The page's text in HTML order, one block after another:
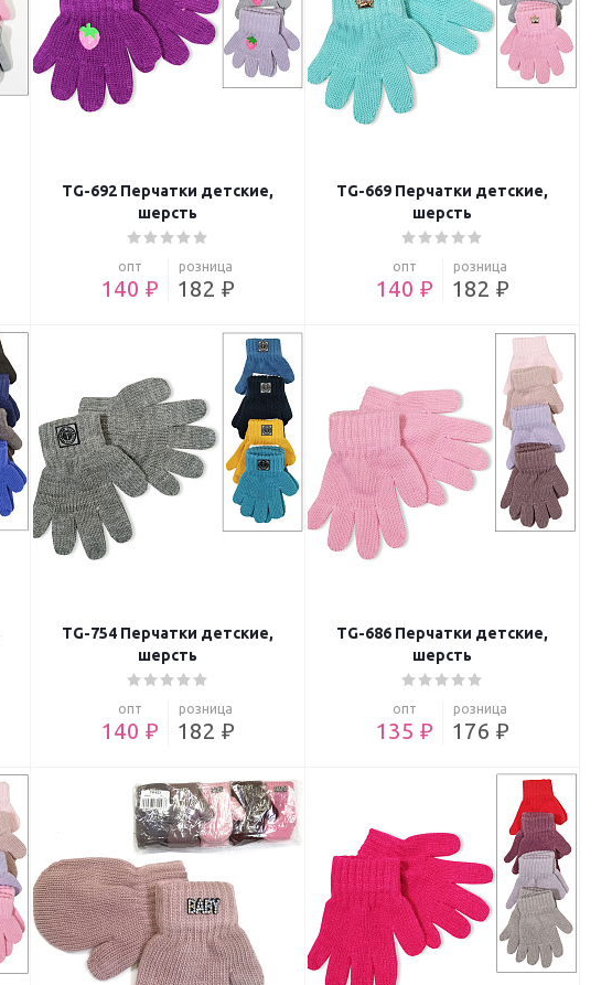
TG-692 Перчатки детские,
шерсть
опт
140 ₽
розница
182 ₽
TG-669 Перчатки детские,
шерсть
опт
140 ₽
розница
182 ₽
TG-754 Перчатки детские,
шерсть
опт
140 ₽
розница
182 ₽
TG-686 Перчатки детские,
шерсть
опт
135 ₽
розница
176 ₽